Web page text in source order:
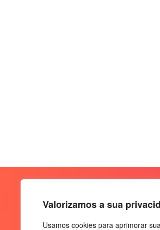
Valorizamos a sua
Usamos cookies para aprimorar